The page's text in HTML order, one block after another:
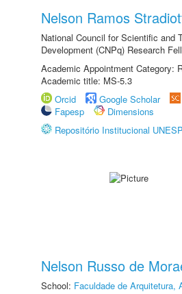
Nelson Ramos
National Council for Scientific and
Development (CNPq) Research
Academic Appointment Category:
Academic title: MS-5.3
Orcid
Google Scholar
Fapesp
Dimensions
Repositório Institucional UNESP
Nelson Russo de
School: Faculdade de Arquitetura,